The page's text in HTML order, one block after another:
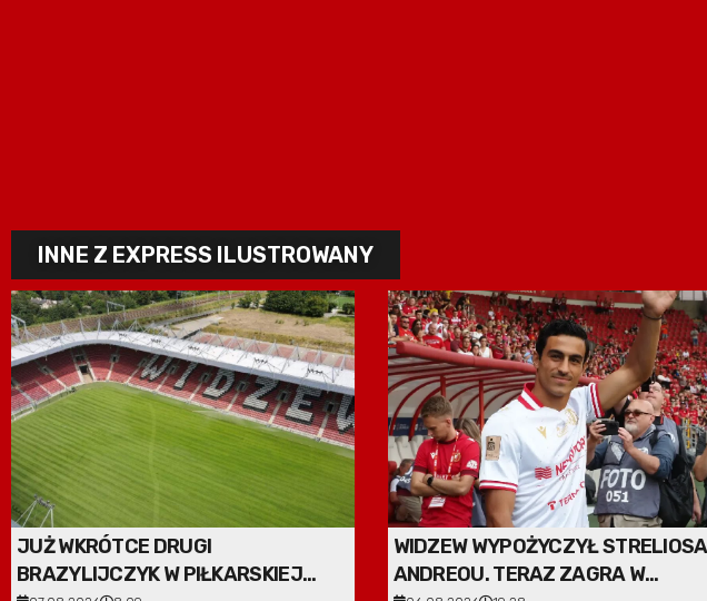
INNE Z EXPRESS ILUSTROWANY
JUŻ WKRÓTCE DRUGI
BRAZYLIJCZYK W PIŁKARSKIEJ
WIDZEW WYPOŻYCZYŁ STRELIOSA
ANDREOU. TERAZ ZAGRA W